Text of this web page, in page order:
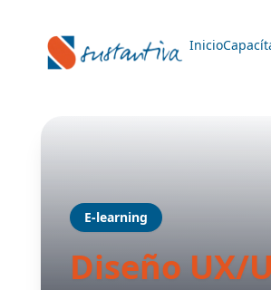
Inicio
E-learning
Diseño UX/